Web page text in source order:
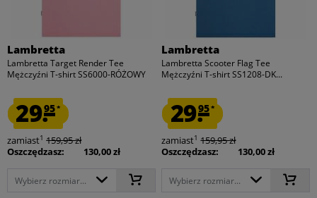
Lambretta
Lambretta Target Render Tee
Mężczyźni T-shirt SS6000-RÓŻOWY
29.95*
zamiast1 159,95 zł
Oszczędzasz:
130,00 zł
Wybierz rozmiar...
Lambretta
Lambretta Scooter Flag Tee
Mężczyźni T-shirt SS1208-DK...
29.95*
zamiast1 159,95 zł
Oszczędzasz:
130,00 zł
Wybierz rozmiar...